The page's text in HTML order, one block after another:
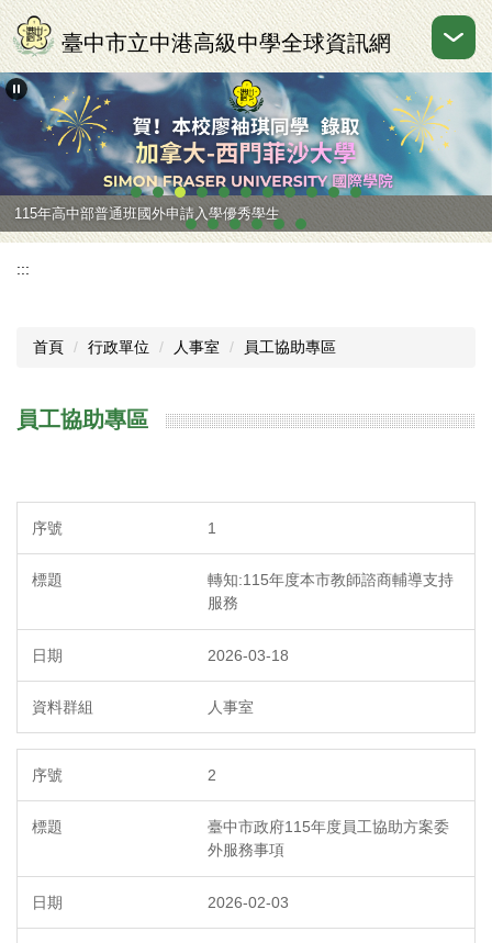
跳
到
主
要
區
臺中市立中港高級中學全球資訊網
115年高中部普通班國外申請入學優秀學生
:::
首頁 行政單位 人事室 員工協助專區
員工協助專區
1
轉知:115年度本市教師諮商輔導支持
服務
2026-03-18
人事室
2
臺中市政府115年度員工協助方案委
外服務事項
2026-02-03